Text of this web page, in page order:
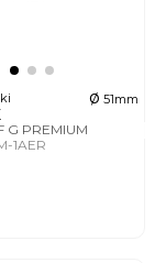
ø 51mm
G PREMIUM
1AER